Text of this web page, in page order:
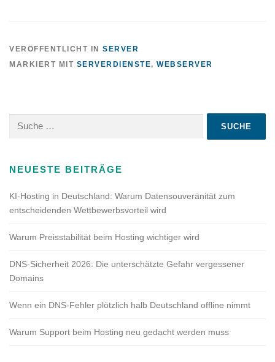
VERÖFFENTLICHT IN SERVER
MARKIERT MIT SERVERDIENSTE, WEBSERVER
nach:
NEUESTE BEITRÄGE
KI-Hosting in Deutschland: Warum Datensouveränität zum
entscheidenden Wettbewerbsvorteil wird
Warum Preisstabilität beim Hosting wichtiger wird
DNS-Sicherheit 2026: Die unterschätzte Gefahr vergessener
Domains
Wenn ein DNS-Fehler plötzlich halb Deutschland offline nimmt
Warum Support beim Hosting neu gedacht werden muss